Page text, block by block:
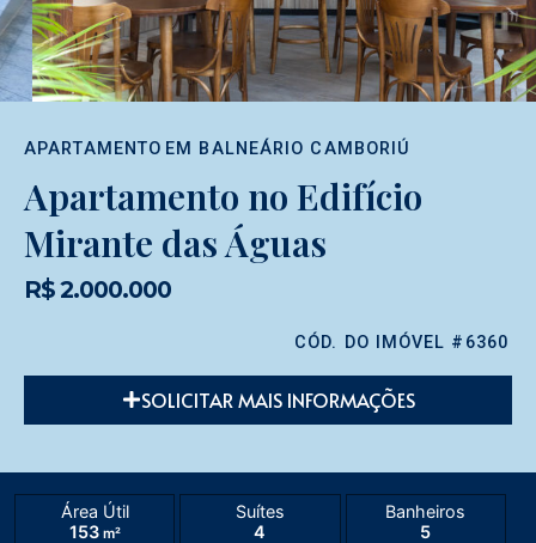
APARTAMENTO EM BALNEÁRIO CAMBORIÚ
Apartamento no Edifício
Mirante das Águas
R$ 2.000.000
CÓD. DO IMÓVEL #6360
SOLICITAR MAIS INFORMAÇÕES
Área Útil
153m²
Suítes
4
Banheiros
5